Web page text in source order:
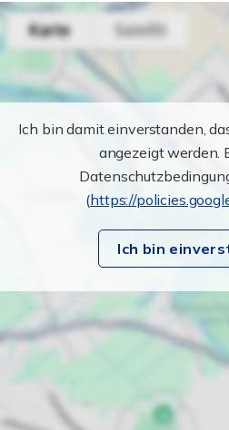
Ich bin damit einverstanden,
angezeigt werden.
(https://
Ich bin